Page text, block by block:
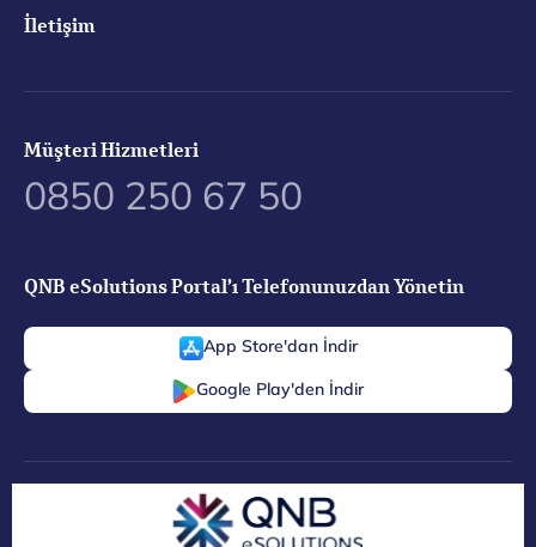
İletişim
Müşteri Hizmetleri
0850 250 67 50
QNB eSolutions Portal’ı Telefonunuzdan Yönetin
App Store'dan İndir
Google Play'den İndir